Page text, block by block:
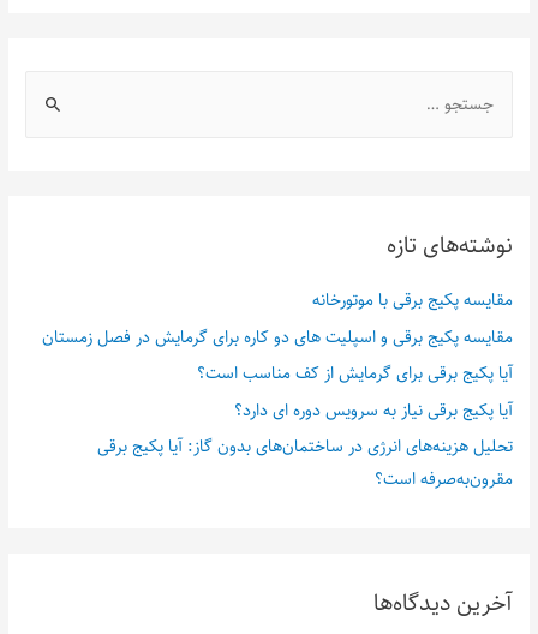
نوشته‌های تازه
مقایسه پکیج برقی با موتورخانه
مقایسه پکیج برقی و اسپلیت های دو کاره برای گرمایش در فصل زمستان
آیا پکیج برقی برای گرمایش از کف مناسب است؟
آیا پکیج برقی نیاز به سرویس دوره ای دارد؟
تحلیل هزینه‌های انرژی در ساختمان‌های بدون گاز: آیا پکیج برقی
مقرون‌به‌صرفه است؟
آخرین دیدگاه‌ها